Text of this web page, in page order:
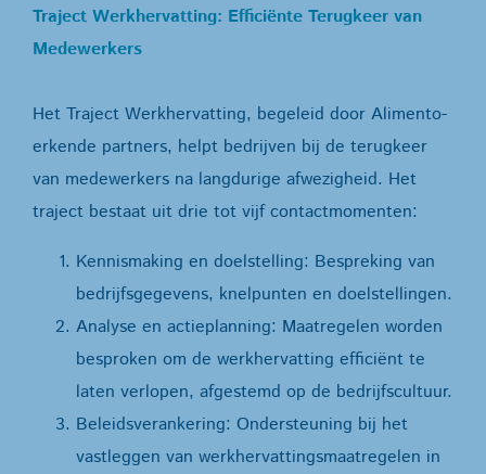
Traject Werkhervatting: Efficiënte Terugkeer van
Medewerkers
Het Traject Werkhervatting, begeleid door Alimento-
erkende partners, helpt bedrijven bij de terugkeer
van medewerkers na langdurige afwezigheid. Het
traject bestaat uit drie tot vijf contactmomenten:
Kennismaking en doelstelling: Bespreking van
bedrijfsgegevens, knelpunten en doelstellingen.
Analyse en actieplanning: Maatregelen worden
besproken om de werkhervatting efficiënt te
laten verlopen, afgestemd op de bedrijfscultuur.
Beleidsverankering: Ondersteuning bij het
vastleggen van werkhervattingsmaatregelen in